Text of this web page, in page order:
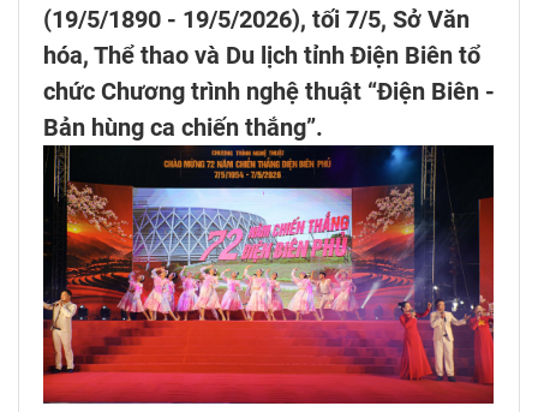
(19/5/1890 - 19/5/2026), tối 7/5, Sở Văn
hóa, Thể thao và Du lịch tỉnh Điện Biên tổ
chức Chương trình nghệ thuật “Điện Biên -
Bản hùng ca chiến thắng”.